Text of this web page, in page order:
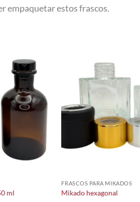
empaquetar estos frascos.
ml
FRASCOS PARA MIKADOS
Mikado hexagonal